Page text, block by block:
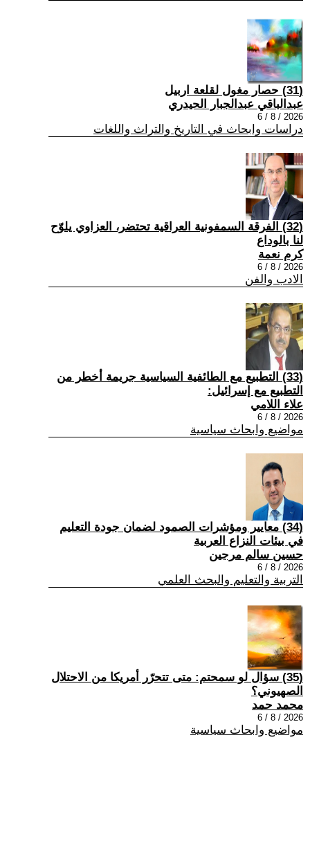
(31) حصار مغول لقلعة اربيل
عبدالباقي عبدالجبار الحيدري
2026 / 8 / 6
دراسات وابحاث في التاريخ والتراث واللغات
(32) الفرقة السمفونية العراقية تحتضر، العزاوي يلوّح
لنا بالوداع
كرم نعمة
2026 / 8 / 6
الادب والفن
(33) التطبيع مع الطائفية السياسية جريمة أخطر من
التطبيع مع إسرائيل:
علاء اللامي
2026 / 8 / 6
مواضيع وابحاث سياسية
(34) معايير ومؤشرات الصمود لضمان جودة التعليم
في بيئات النزاع العربية
حسين سالم مرجين
2026 / 8 / 6
التربية والتعليم والبحث العلمي
(35) سؤال لو سمحتم: متى تتحرّر أمريكا من الاحتلال
الصهيوني؟
محمد حمد
2026 / 8 / 6
مواضيع وابحاث سياسية